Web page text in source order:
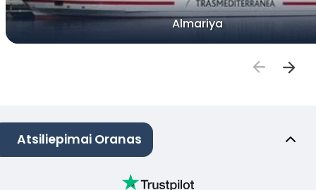
Almariya
Atsiliepimai Oranas